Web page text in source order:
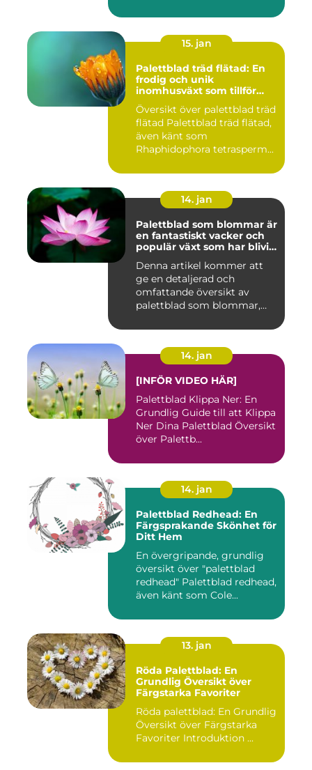
15. jan
Palettblad träd flätad: En
frodig och unik
inomhusväxt som tillför
färg till ditt hem
Översikt över palettblad träd
flätad Palettblad träd flätad,
även känt som
Rhaphidophora tetrasperm...
14. jan
Palettblad som blommar är
en fantastiskt vacker och
populär växt som har blivit
trädgårdsentusiaster runt
om i världen
Denna artikel kommer att
ge en detaljerad och
omfattande översikt av
palettblad som blommar,
14. jan
[INFÖR VIDEO HÄR]
Palettblad Klippa Ner: En
Grundlig Guide till att Klippa
Ner Dina Palettblad Översikt
över Palettb...
14. jan
Palettblad Redhead: En
Färgsprakande Skönhet för
Ditt Hem
En övergripande, grundlig
översikt över "palettblad
redhead" Palettblad redhead,
även känt som Cole...
13. jan
Röda Palettblad: En
Grundlig Översikt över
Färgstarka Favoriter
Röda palettblad: En Grundlig
Översikt över Färgstarka
Favoriter Introduktion ...